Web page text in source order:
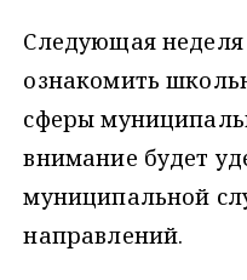
Следующая
ознакомить
сферы
внимание будет
муниципальной
направлений.